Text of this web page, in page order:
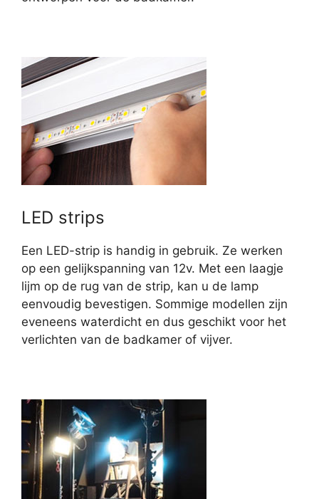
LED strips
Een LED-strip is handig in gebruik. Ze werken
op een gelijkspanning van 12v. Met een laagje
lijm op de rug van de strip, kan u de lamp
eenvoudig bevestigen. Sommige modellen zijn
eveneens waterdicht en dus geschikt voor het
verlichten van de badkamer of vijver.